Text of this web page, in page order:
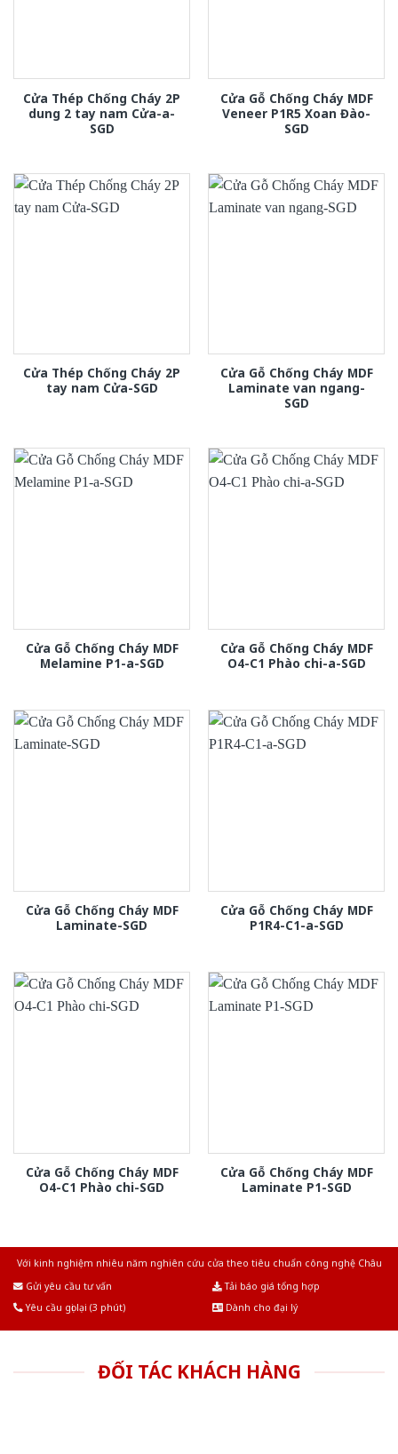
Cửa Thép Chống Cháy 2P
dung 2 tay nam Cửa-a-
SGD
Cửa Gỗ Chống Cháy MDF
Veneer P1R5 Xoan Đào-
SGD
Cửa Thép Chống Cháy 2P
tay nam Cửa-SGD
Cửa Gỗ Chống Cháy MDF
Laminate van ngang-
SGD
Cửa Gỗ Chống Cháy MDF
Melamine P1-a-SGD
Cửa Gỗ Chống Cháy MDF
O4-C1 Phào chi-a-SGD
Cửa Gỗ Chống Cháy MDF
Laminate-SGD
Cửa Gỗ Chống Cháy MDF
P1R4-C1-a-SGD
Cửa Gỗ Chống Cháy MDF
O4-C1 Phào chi-SGD
Cửa Gỗ Chống Cháy MDF
Laminate P1-SGD
Với kinh nghiệm nhiêu năm nghiên cứu cửa theo tiêu chuẩn công nghệ Châu
Gửi yêu cầu tư vấn
Tải báo giá tổng hợp
Yêu cầu gọi lại (3 phút)
Dành cho đại lý
ĐỐI TÁC KHÁCH HÀNG